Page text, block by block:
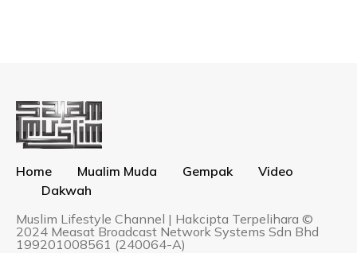
Home Mualim Muda Gempak
Video
Dakwah
Muslim Lifestyle Channel | Hakcipta Terpelihara ©
2024 Measat Broadcast Network Systems Sdn Bhd
199201008561 (240064-A)